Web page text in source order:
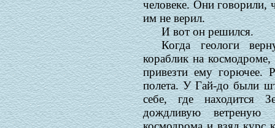
человеке. Они говорили,
им не верил.
И вот он решился.
Когда геологи
кораблик на
привезти ему горючее.
полета. У Гай-до были
себе, где находится
дождливую